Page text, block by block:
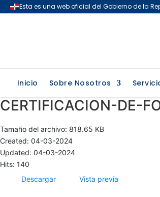
Inicio Sobre Nosotros
CERTIFICACION-DE-
Tamaño del archivo: 818.65 KB
Created: 04-03-2024
Updated: 04-03-2024
Hits: 140
Descargar
Vista previa